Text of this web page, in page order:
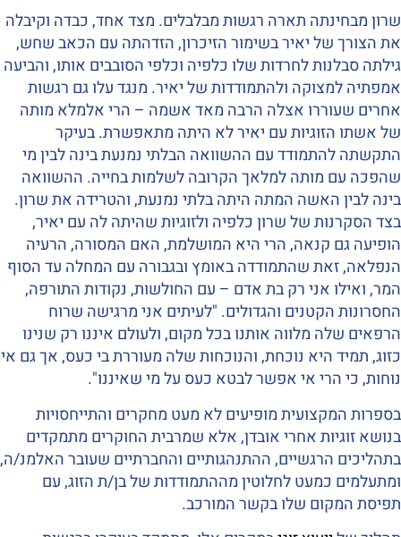
שרון מבחינתה תארה רגשות מבלבלים. מצד אחד, כבדה וקיבלה
את הצורך של יאיר בשימור הזיכרון, הזדהתה עם הכאב שחש,
גילתה סבלנות לחרדות שלו כלפיה וכלפי הסובבים אותו, והביעה
אמפתיה למצוקה ולהתמודדות של יאיר. מנגד עלו גם רגשות
אחרים שעוררו אצלה הרבה מאד אשמה – הרי אלמלא מותה
של אשתו הזוגיות עם יאיר לא היתה מתאפשרת. בעיקר
התקשתה להתמודד עם ההשוואה הבלתי נמנעת בינה לבין מי
שהפכה עם מותה למלאך הקרובה לשלמות בחייה. ההשוואה
בינה לבין האשה המתה היתה בלתי נמנעת, והטרידה את שרון.
בצד הסקרנות של שרון כלפיה ולזוגיות שהיתה לה עם יאיר,
הופיעה גם קנאה, הרי היא המושלמת, האם המסורה, הרעיה
הנפלאה, זאת שהתמודדה באומץ ובגבורה עם המחלה עד הסוף
המר, ואילו אני רק בת אדם – עם החולשות, נקודות התורפה,
החסרונות הקטנים והגדולים. "לעיתים אני מרגישה שרוח
הרפאים שלה מלווה אותנו בכל מקום, ולעולם איננו רק שנינו
כזוג, תמיד היא נוכחת, והנוכחות שלה מעוררת בי כעס, אך גם אי
נוחות, כי הרי אי אפשר לבטא כעס על מי שאיננו".
בספרות המקצועית מופיעים לא מעט מחקרים והתייחסויות
בנושא זוגיות אחרי אובדן, אלא שמרבית החוקרים מתמקדים
בתהליכים הרגשיים, ההתנהגותיים והחברתיים שעובר האלמנ/ה,
ומתעלמים כמעט לחלוטין מההתמודדות של בן/ת הזוג, עם
תפיסת המקום שלו בקשר המורכב.